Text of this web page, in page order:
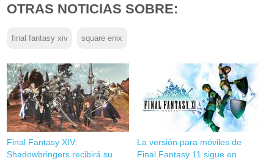
OTRAS NOTICIAS SOBRE:
final fantasy xiv square enix
Final Fantasy XIV:
Shadowbringers recibirá su
La versión para móviles de
Final Fantasy 11 sigue en